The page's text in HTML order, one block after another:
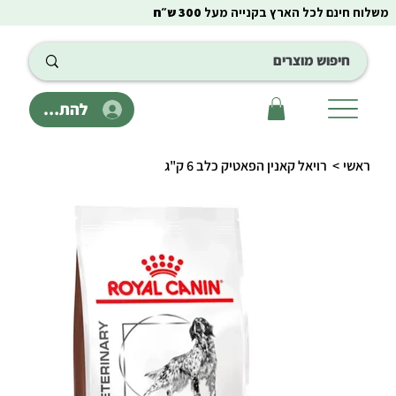
להתחבר
משלוח חינם לכל הארץ בקנייה מעל 300 ש״ח
ראשי > רויאל קאנין הפאטיק כלב 6 ק"ג